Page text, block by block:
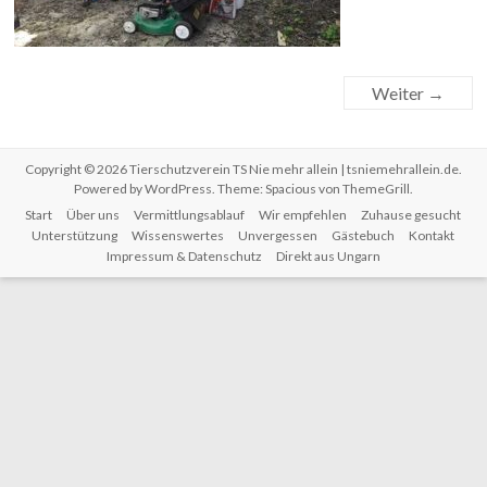
Weiter →
Copyright © 2026Tierschutzverein TS Nie mehr allein | tsniemehrallein.de.
Powered byWordPress. Theme: Spacious von ThemeGrill.
Start
Über uns Vermittlungsablauf Wir empfehlen
Zuhause gesucht
Unterstützung
Wissenswertes Unvergessen Gästebuch
Kontakt
Impressum & Datenschutz
Direkt aus Ungarn